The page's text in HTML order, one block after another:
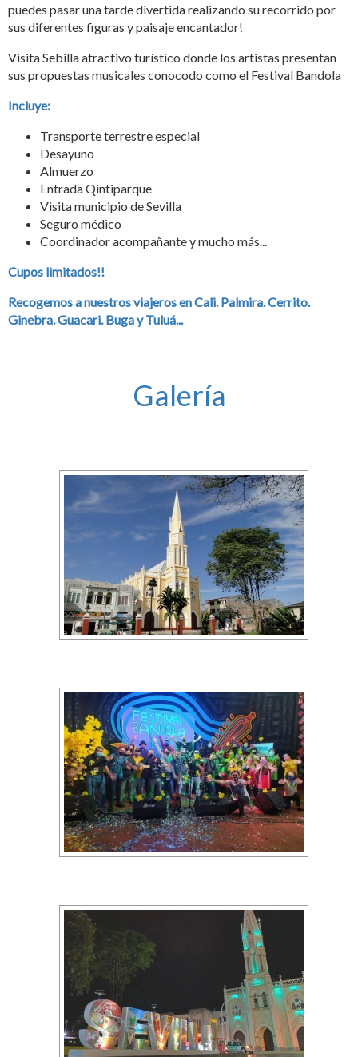
puedes pasar una tarde divertida realizando su recorrido por
sus diferentes figuras y paisaje encantador!
Visita Sebilla atractivo turístico donde los artistas presentan
sus propuestas musicales conocodo como el Festival Bandola
Incluye:
Transporte terrestre especial
Desayuno
Almuerzo
Entrada Qintiparque
Visita municipio de Sevilla
Seguro médico
Coordinador acompañante y mucho más...
Cupos limitados!!
Recogemos a nuestros viajeros en Cali. Palmira. Cerrito.
Ginebra. Guacari. Buga y Tuluá...
Galería